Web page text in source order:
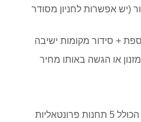
(יש אפשרות לחניון מסודר
+ סידור מקומות ישיבה
או הגשה באותו מחיר
תפריט עשיר מלא הכולל 5 תחנות פרונטאליות